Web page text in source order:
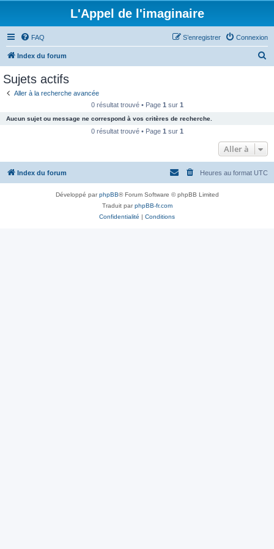
L'Appel de l'imaginaire
FAQ Connexion
S’enregistrer
Index du forum
c
e
Sujets actifs
Aller à la recherche avancée
0 résultat trouvé • Page 1 sur 1
Aucun sujet ou message ne correspond à vos critères de recherche.
0 résultat trouvé • Page 1 sur 1
Aller à
Index du forum Heures au format UTC
Développé parphpBB® Forum Software © phpBB Limited
Traduit parphpBB-fr.com
Confidentialité | Conditions